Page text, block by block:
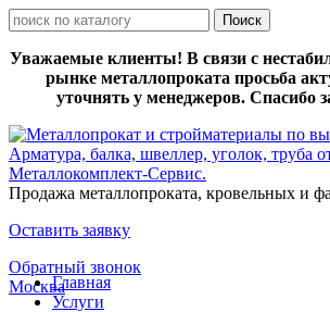
Уважаемые клиенты! В связи с
рынке металлопроката просьба
уточнять у менеджеров. Спасибо
Продажа металлопроката, кровельных и
Оставить заявку
Обратный звонок
МоскваГлавная
Услуги